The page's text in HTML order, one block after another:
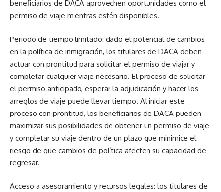
beneficiarios de DACA aprovechen oportunidades como el
permiso de viaje mientras estén disponibles.
Periodo de tiempo limitado: dado el potencial de cambios
en la política de inmigración, los titulares de DACA deben
actuar con prontitud para solicitar el permiso de viajar y
completar cualquier viaje necesario. El proceso de solicitar
el permiso anticipado, esperar la adjudicación y hacer los
arreglos de viaje puede llevar tiempo. Al iniciar este
proceso con prontitud, los beneficiarios de DACA pueden
maximizar sus posibilidades de obtener un permiso de viaje
y completar su viaje dentro de un plazo que minimice el
riesgo de que cambios de política afecten su capacidad de
regresar.
Acceso a asesoramiento y recursos legales: los titulares de